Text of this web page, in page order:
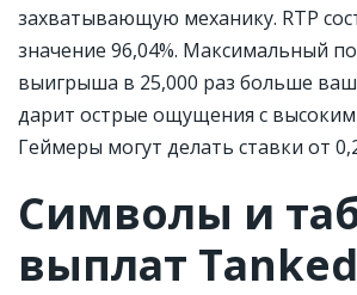
захватывающую механику. RTP
значение 96,04%. Максимальный
выигрыша в 25,000 раз больше
дарит острые ощущения с
Геймеры могут делать ставки от
Символы и
выплат Tanked